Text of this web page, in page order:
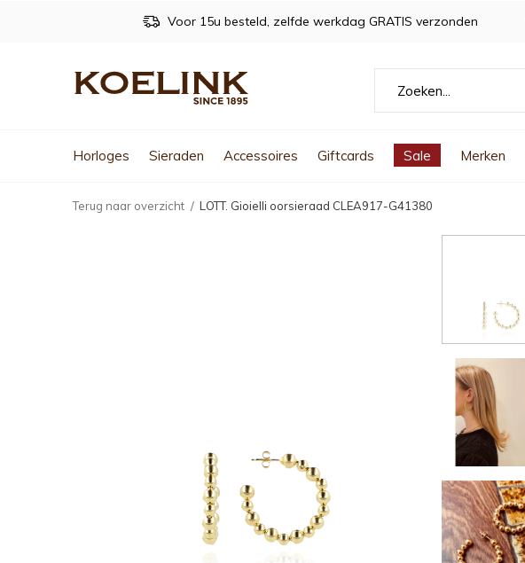
Horloges Sieraden Accessoires Giftcards Sale Merken
Voor 15u besteld, zelfde werkdag GRATIS verzonden
Terug naar overzicht LOTT. Gioielli oorsieraad CLEA917-G41380